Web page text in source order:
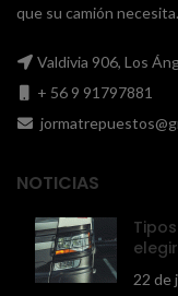
que su camión necesita.
Valdivia 906, Los
+ 56 9 91797881
NOTICIAS
22 de